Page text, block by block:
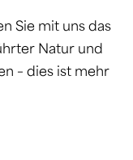
Sie mit uns das
Natur und
– dies ist mehr